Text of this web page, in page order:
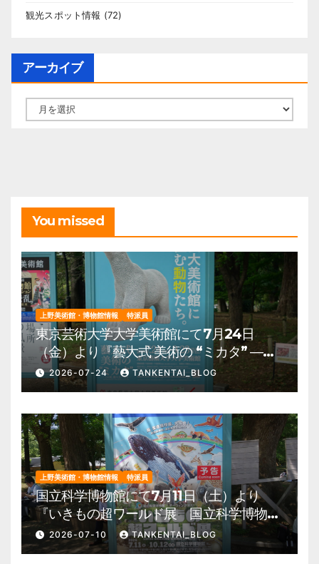
観光スポット情報 (72)
アーカイブ
You missed
上野美術館・博物館情報 特派員
東京芸術大学大学美術館にて7月24日
（金）より『藝大式 美術の “ミカタ” ―こ
の夏、藝大生になる―』を開催。 上野公
園 美術館・博物館 混雑情報他
2026-07-24 TANKENTAI_BLOG
上野美術館・博物館情報 特派員
国立科学博物館にて7月11日（土）より
『いきもの超ワールド展 国立科学博物館
×ダーウィンが来た！』を開催。 上野公
園 美術館・博物館 混雑情報他
2026-07-10 TANKENTAI_BLOG